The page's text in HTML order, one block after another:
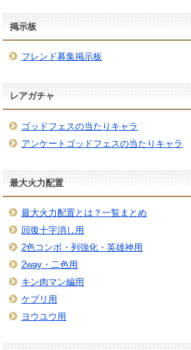
掲示板
フレンド募集掲示板
レアガチャ
ゴッドフェスの当たりキャラ
アンケートゴッドフェスの当たりキャラ
最大火力配置
最大火力配置とは？一覧まとめ
回復十字消し用
2色コンボ・列強化・英雄神用
2way・二色用
キン肉マン編用
ケプリ用
ヨウユウ用